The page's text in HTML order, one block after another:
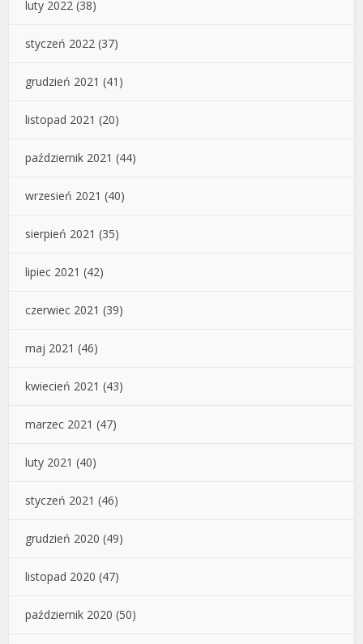
luty 2022 (38)
styczeń 2022 (37)
grudzień 2021 (41)
listopad 2021 (20)
październik 2021 (44)
wrzesień 2021 (40)
sierpień 2021 (35)
lipiec 2021 (42)
czerwiec 2021 (39)
maj 2021 (46)
kwiecień 2021 (43)
marzec 2021 (47)
luty 2021 (40)
styczeń 2021 (46)
grudzień 2020 (49)
listopad 2020 (47)
październik 2020 (50)